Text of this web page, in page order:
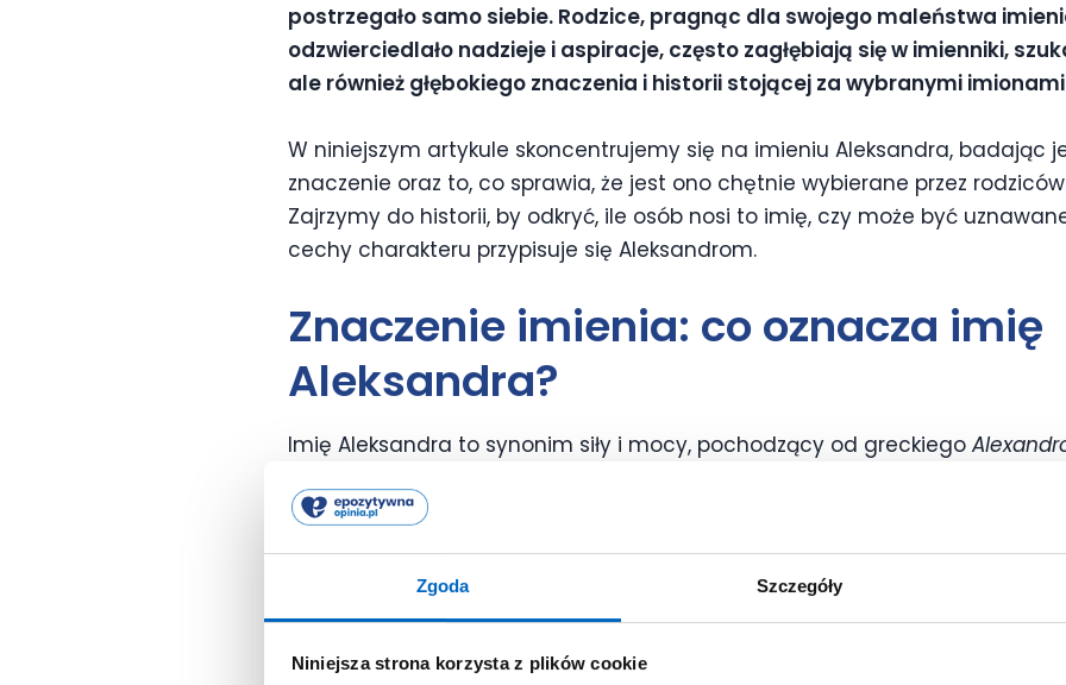
Zgoda Szczegóły
Niniejsza strona korzysta z plików cookie
postrzegało samo siebie. Rodzice, pragnąc dla swojego maleństwa
odzwierciedlało nadzieje i aspiracje, często zagłębiają się w imienniki,
ale również głębokiego znaczenia i historii stojącej za wybranymi
W niniejszym artykule skoncentrujemy się na imieniu Aleksandra, badając
znaczenie oraz to, co sprawia, że jest ono chętnie wybierane przez
Zajrzymy do historii, by odkryć, ile osób nosi to imię, czy może być
cechy charakteru przypisuje się Aleksandrom.
Znaczenie imienia: co oznacza imię
Aleksandra?
Imię Aleksandra to synonim siły i mocy, pochodzący od greckiego
stawiania czoła wyzwaniom. Dzięki temu imię to jest doskonałym
Znaczenie imienia Aleksandra to także mądrość i